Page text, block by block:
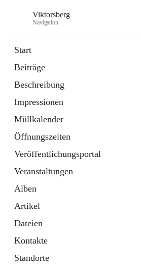
Viktorsberg
Navigation
Start
Beiträge
Beschreibung
Impressionen
Müllkalender
Öffnungszeiten
Veröffentlichungsportal
Veranstaltungen
Alben
Artikel
Dateien
Kontakte
Standorte